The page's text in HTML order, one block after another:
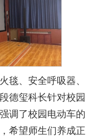
毯、安全呼吸器、
德玺科长针对校园
调了校园电动车的
希望师生们养成正